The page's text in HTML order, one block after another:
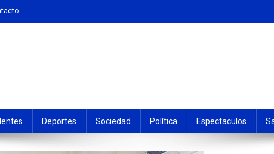
Deportes Sociedad Política Espectaculos